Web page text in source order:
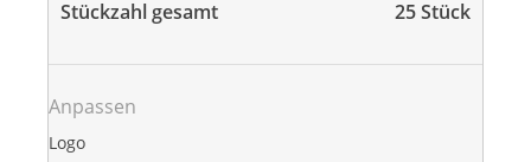
Stückzahl gesamt
25Stück
Anpassen
Logo